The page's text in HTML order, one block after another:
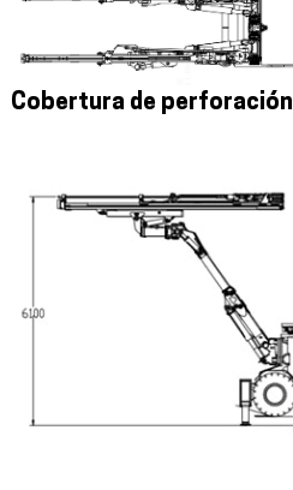
Cobertura de perforación